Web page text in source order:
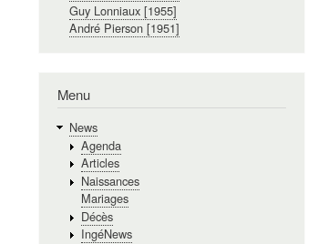
Guy Lonniaux [1955]
André Pierson [1951]
Menu
News
Agenda
Articles
Naissances
Mariages
Décès
IngéNews